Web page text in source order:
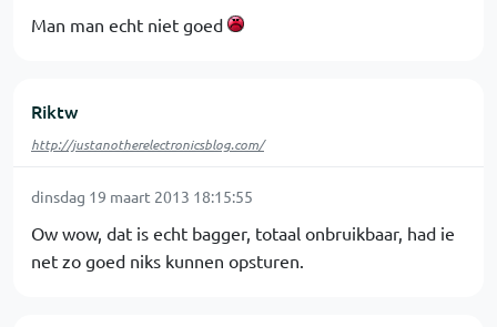
Man man echt niet goed
Riktw
http://justanotherelectronicsblog.com/
dinsdag 19 maart 2013 18:15:55
Ow wow, dat is echt bagger, totaal onbruikbaar, had ie
net zo goed niks kunnen opsturen.